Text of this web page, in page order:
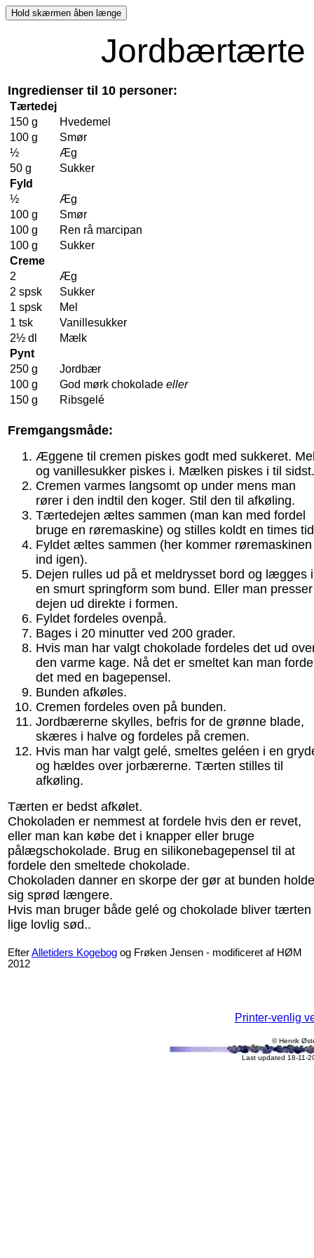
Jordbærtærte
Ingredienser til 10 personer:
Tærtedej
150 g
Hvedemel
100 g
Smør
½
Æg
50 g
Sukker
Fyld
½
Æg
100 g
Smør
100 g
Ren rå marcipan
100 g
Sukker
Creme
2
Æg
2 spsk
Sukker
1 spsk
Mel
1 tsk
Vanillesukker
2½ dl
Mælk
Pynt
250 g
Jordbær
100 g
God mørk chokolade eller
150 g
Ribsgelé
Fremgangsmåde:
Æggene til cremen piskes godt med sukkeret.
og vanillesukker piskes i. Mælken piskes i til sidst.
Cremen varmes langsomt op under mens man
rører i den indtil den koger. Stil den til afkøling.
Tærtedejen æltes sammen (man kan med fordel
bruge en røremaskine) og stilles koldt en times
Fyldet æltes sammen (her kommer røremaskinen
ind igen).
Dejen rulles ud på et meldrysset bord og lægges i
en smurt springform som bund. Eller man presser
dejen ud direkte i formen.
Fyldet fordeles ovenpå.
Bages i 20 minutter ved 200 grader.
Hvis man har valgt chokolade fordeles det ud
den varme kage. Nå det er smeltet kan man
det med en bagepensel.
Bunden afkøles.
Cremen fordeles oven på bunden.
Jordbærerne skylles, befris for de grønne blade,
skæres i halve og fordeles på cremen.
Hvis man har valgt gelé, smeltes geléen i en
og hældes over jorbærerne. Tærten stilles til
afkøling.
Tærten er bedst afkølet.
Chokoladen er nemmest at fordele hvis den er revet,
eller man kan købe det i knapper eller bruge
pålægschokolade. Brug en silikonebagepensel til at
fordele den smeltede chokolade.
Chokoladen danner en skorpe der gør at bunden
sig sprød længere.
Hvis man bruger både gelé og chokolade bliver tærten
lige lovlig sød..
EfterAlletiders Kogebog og Frøken Jensen - modificeret af HØM
2012
Printer-venlig
© Henrik
Last updated 18-11-